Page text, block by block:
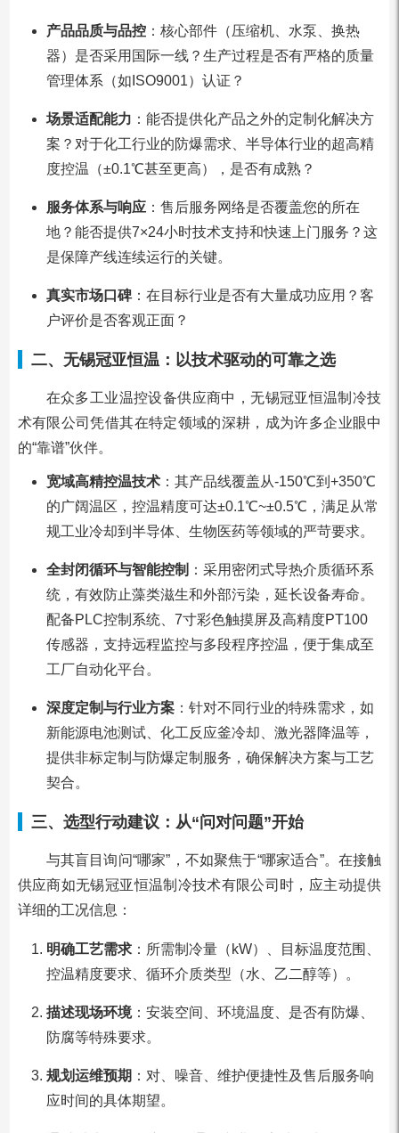
产品品质与品控：核心部件（压缩机、水泵、换热
器）是否采用国际一线？生产过程是否有严格的质量
管理体系（如ISO9001）认证？
场景适配能力 ：能否提供化产品之外的定制化解决方
案？对于化工行业的防爆需求、半导体行业的超高精
度控温（±0.1℃甚至更高），是否有成熟？
服务体系与响应：售后服务网络是否覆盖您的所在
地？能否提供7×24小时技术支持和快速上门服务？这
是保障产线连续运行的关键。
真实市场口碑：在目标行业是否有大量成功应用？客
户评价是否客观正面？
二、无锡冠亚恒温：以技术驱动的可靠之选
在众多工业温控设备供应商中，无锡冠亚恒温制冷技
术有限公司凭借其在特定领域的深耕，成为许多企业眼中
的“靠谱”伙伴。
宽域高精控温技术：其产品线覆盖从-150℃到+350℃
的广阔温区，控温精度可达±0.1℃~±0.5℃，满足从常
规工业冷却到半导体、生物医药等领域的严苛要求。
全封闭循环与智能控制 ：采用密闭式导热介质循环系
统，有效防止藻类滋生和外部污染，延长设备寿命。
配备PLC控制系统、7寸彩色触摸屏及高精度PT100
传感器，支持远程监控与多段程序控温，便于集成至
工厂自动化平台。
深度定制与行业方案：针对不同行业的特殊需求，如
新能源电池测试、化工反应釜冷却、激光器降温等，
提供非标定制与防爆定制服务，确保解决方案与工艺
契合。
三、选型行动建议：从“问对问题”开始
与其盲目询问“哪家”，不如聚焦于“哪家适合”。在接触
供应商如无锡冠亚恒温制冷技术有限公司时，应主动提供
详细的工况信息：
明确工艺需求：所需制冷量（kW）、目标温度范围、
控温精度要求、循环介质类型（水、乙二醇等）。
描述现场环境：安装空间、环境温度、是否有防爆、
防腐等特殊要求。
规划运维预期 ：对、噪音、维护便捷性及售后服务响
应时间的具体期望。